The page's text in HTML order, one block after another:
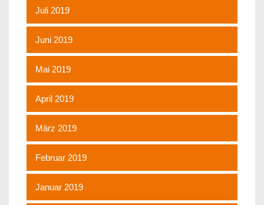
Juli 2019
Juni 2019
Mai 2019
April 2019
März 2019
Februar 2019
Januar 2019